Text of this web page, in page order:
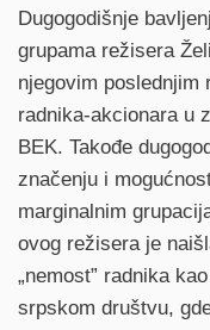
Dugogodišnje
grupama režisera
njegovim poslednjim
radnika-akcionara u
BEK. Takođe
značenju i
marginalnim
ovog režisera je
„nemost” radnika
srpskom društvu,